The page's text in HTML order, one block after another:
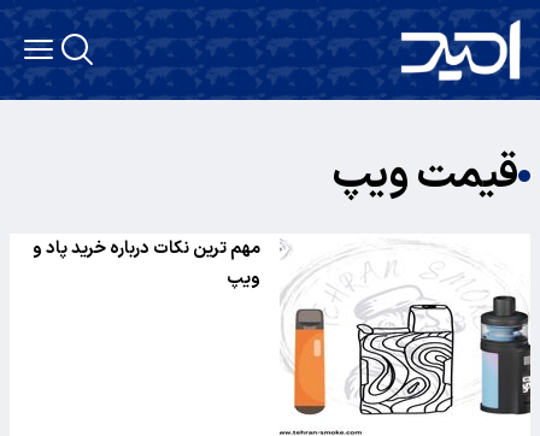
قیمت ویپ
مهم ترین نکات درباره خرید پاد و
ویپ